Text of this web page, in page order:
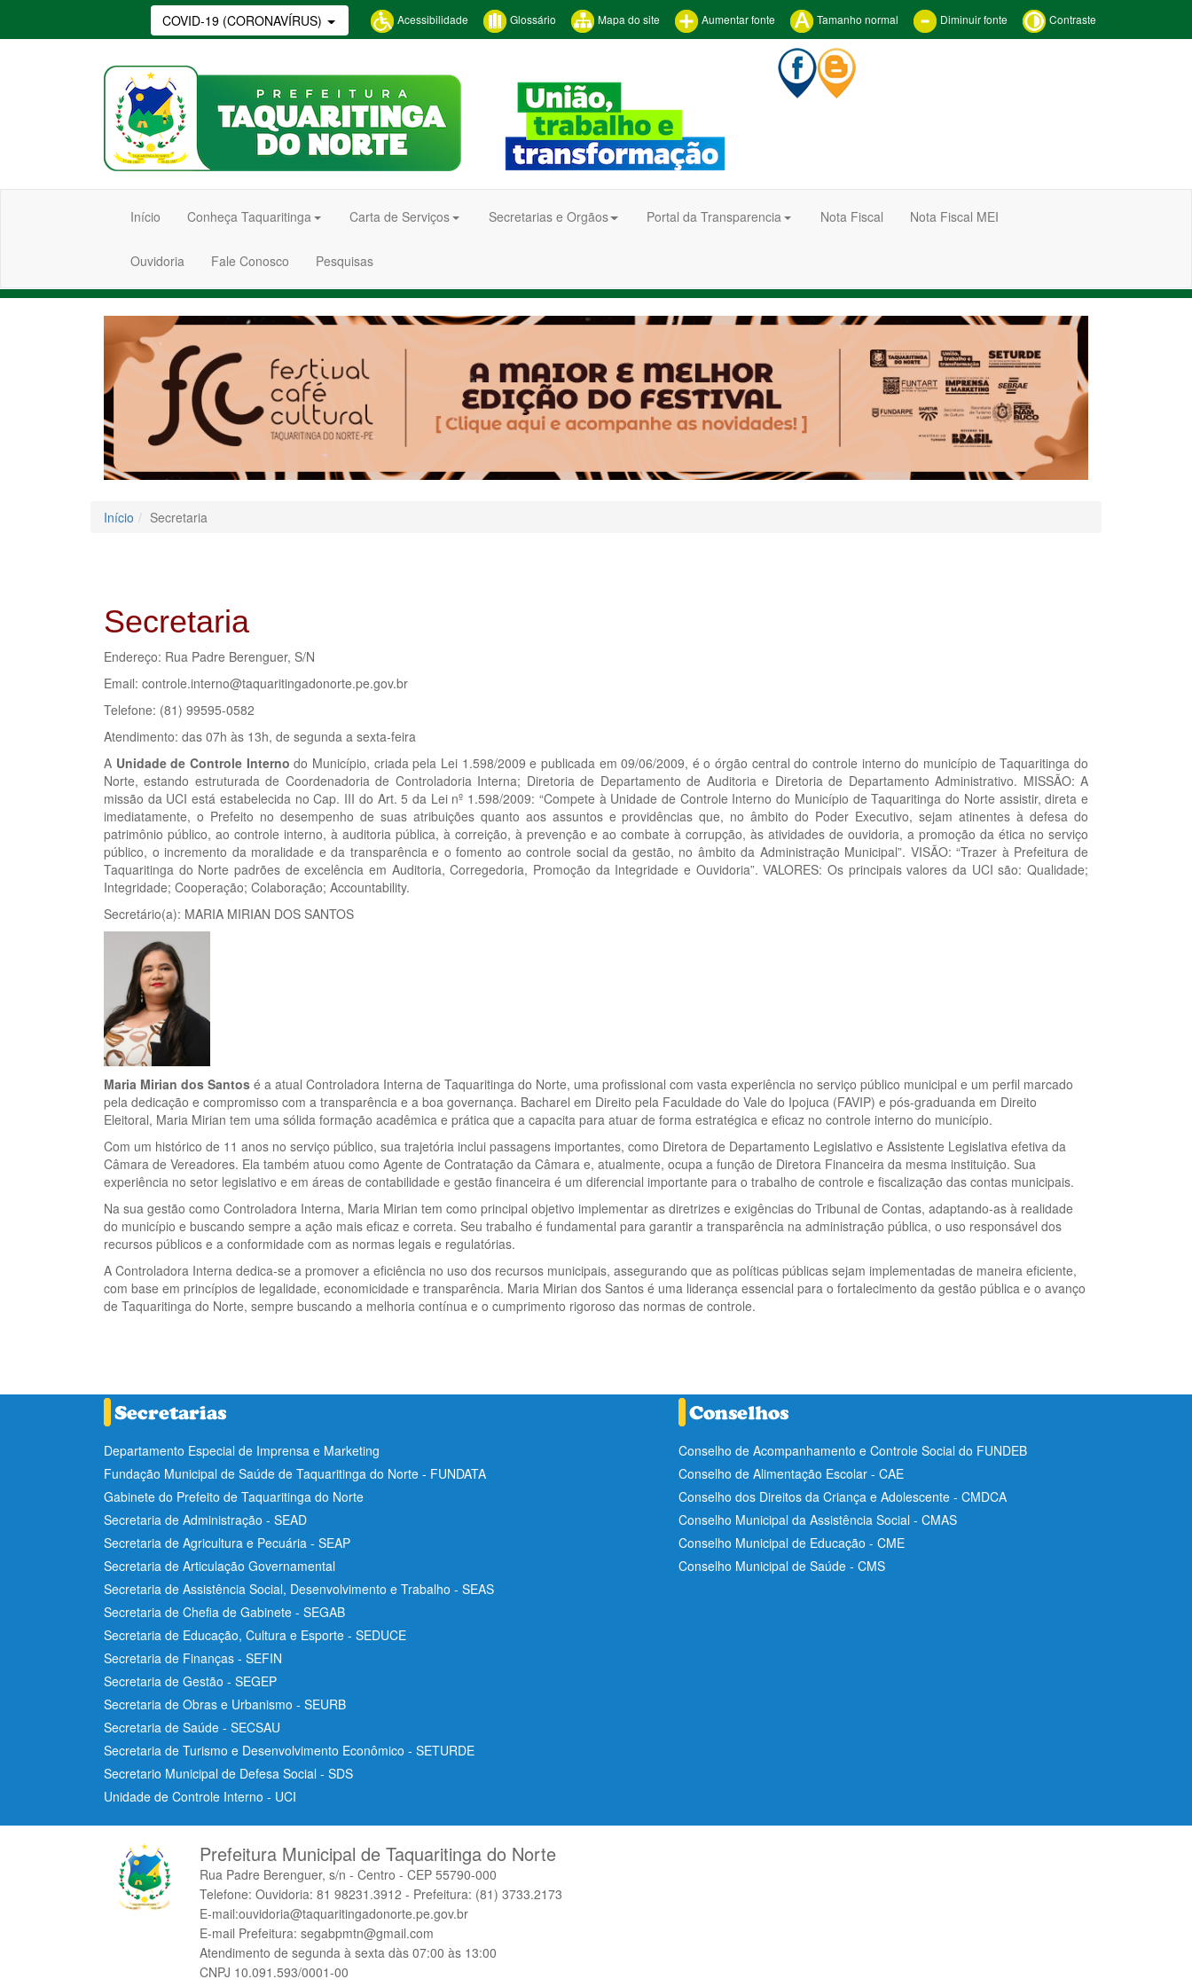
COVID-19 (CORONAVÍRUS) Acessibilidade Glossário Mapa do site Aumentar fonte Tamanho normal Diminuir fonte Contraste
Início Conheça Taquaritinga Carta de Serviços Secretarias e Orgãos Portal da Transparencia Nota Fiscal Nota Fiscal MEI
Ouvidoria Fale Conosco Pesquisas
Início Secretaria
Secretaria
Endereço: Rua Padre Berenguer, S/N
Email: controle.interno@taquaritingadonorte.pe.gov.br
Telefone: (81) 99595-0582
Atendimento: das 07h às 13h, de segunda a sexta-feira
A Unidade de Controle Interno do Município, criada pela Lei 1.598/2009 e publicada em 09/06/2009, é o órgão central do controle interno do município de Taquaritinga do
Norte, estando estruturada de Coordenadoria de Controladoria Interna; Diretoria de Departamento de Auditoria e Diretoria de Departamento Administrativo. MISSÃO: A
missão da UCI está estabelecida no Cap. III do Art. 5 da Lei nº 1.598/2009: “Compete à Unidade de Controle Interno do Município de Taquaritinga do Norte assistir, direta e
imediatamente, o Prefeito no desempenho de suas atribuições quanto aos assuntos e providências que, no âmbito do Poder Executivo, sejam atinentes à defesa do
patrimônio público, ao controle interno, à auditoria pública, à correição, à prevenção e ao combate à corrupção, às atividades de ouvidoria, a promoção da ética no serviço
público, o incremento da moralidade e da transparência e o fomento ao controle social da gestão, no âmbito da Administração Municipal”. VISÃO: “Trazer à Prefeitura de
Taquaritinga do Norte padrões de excelência em Auditoria, Corregedoria, Promoção da Integridade e Ouvidoria”. VALORES: Os principais valores da UCI são: Qualidade;
Integridade; Cooperação; Colaboração; Accountability.
Secretário(a): MARIA MIRIAN DOS SANTOS
Maria Mirian dos Santos é a atual Controladora Interna de Taquaritinga do Norte, uma profissional com vasta experiência no serviço público municipal e um perfil marcado
pela dedicação e compromisso com a transparência e a boa governança. Bacharel em Direito pela Faculdade do Vale do Ipojuca (FAVIP) e pós-graduanda em Direito
Eleitoral, Maria Mirian tem uma sólida formação acadêmica e prática que a capacita para atuar de forma estratégica e eficaz no controle interno do município.
Com um histórico de 11 anos no serviço público, sua trajetória inclui passagens importantes, como Diretora de Departamento Legislativo e Assistente Legislativa efetiva da
Câmara de Vereadores. Ela também atuou como Agente de Contratação da Câmara e, atualmente, ocupa a função de Diretora Financeira da mesma instituição. Sua
experiência no setor legislativo e em áreas de contabilidade e gestão financeira é um diferencial importante para o trabalho de controle e fiscalização das contas municipais.
Na sua gestão como Controladora Interna, Maria Mirian tem como principal objetivo implementar as diretrizes e exigências do Tribunal de Contas, adaptando-as à realidade
do município e buscando sempre a ação mais eficaz e correta. Seu trabalho é fundamental para garantir a transparência na administração pública, o uso responsável dos
recursos públicos e a conformidade com as normas legais e regulatórias.
A Controladora Interna dedica-se a promover a eficiência no uso dos recursos municipais, assegurando que as políticas públicas sejam implementadas de maneira eficiente,
com base em princípios de legalidade, economicidade e transparência. Maria Mirian dos Santos é uma liderança essencial para o fortalecimento da gestão pública e o avanço
de Taquaritinga do Norte, sempre buscando a melhoria contínua e o cumprimento rigoroso das normas de controle.
Departamento Especial de Imprensa e Marketing
Fundação Municipal de Saúde de Taquaritinga do Norte - FUNDATA
Gabinete do Prefeito de Taquaritinga do Norte
Secretaria de Administração - SEAD
Secretaria de Agricultura e Pecuária - SEAP
Secretaria de Articulação Governamental
Secretaria de Assistência Social, Desenvolvimento e Trabalho - SEAS
Secretaria de Chefia de Gabinete - SEGAB
Secretaria de Educação, Cultura e Esporte - SEDUCE
Secretaria de Finanças - SEFIN
Secretaria de Gestão - SEGEP
Secretaria de Obras e Urbanismo - SEURB
Secretaria de Saúde - SECSAU
Secretaria de Turismo e Desenvolvimento Econômico - SETURDE
Secretario Municipal de Defesa Social - SDS
Unidade de Controle Interno - UCI
Conselho de Acompanhamento e Controle Social do FUNDEB
Conselho de Alimentação Escolar - CAE
Conselho dos Direitos da Criança e Adolescente - CMDCA
Conselho Municipal da Assistência Social - CMAS
Conselho Municipal de Educação - CME
Conselho Municipal de Saúde - CMS
Prefeitura Municipal de Taquaritinga do Norte
Rua Padre Berenguer, s/n - Centro - CEP 55790-000
Telefone: Ouvidoria: 81 98231.3912 - Prefeitura: (81) 3733.2173
E-mail:ouvidoria@taquaritingadonorte.pe.gov.br
E-mail Prefeitura: segabpmtn@gmail.com
Atendimento de segunda à sexta dàs 07:00 às 13:00
CNPJ 10.091.593/0001-00